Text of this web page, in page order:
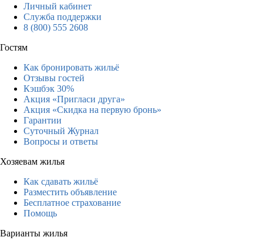
Личный кабинет
Служба поддержки
8 (800) 555 2608
Гостям
Как бронировать жильё
Отзывы гостей
Кэшбэк 30%
Акция «Пригласи друга»
Акция «Скидка на первую бронь»
Гарантии
Суточный Журнал
Вопросы и ответы
Хозяевам жилья
Как сдавать жильё
Разместить объявление
Бесплатное страхование
Помощь
Варианты жилья